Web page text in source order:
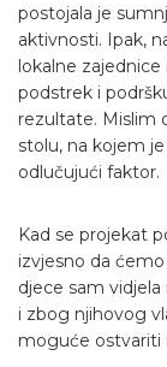
postojala je
aktivnosti. Ipak,
lokalne
podstrek i
rezultate. Mislim
stolu, na kojem
odlučujući faktor.
Kad se projekat
izvjesno da
djece sam
i zbog njihovog
moguće ostvariti